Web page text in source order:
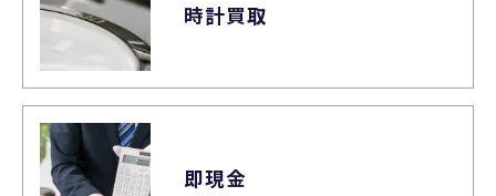
時計買取
即現金